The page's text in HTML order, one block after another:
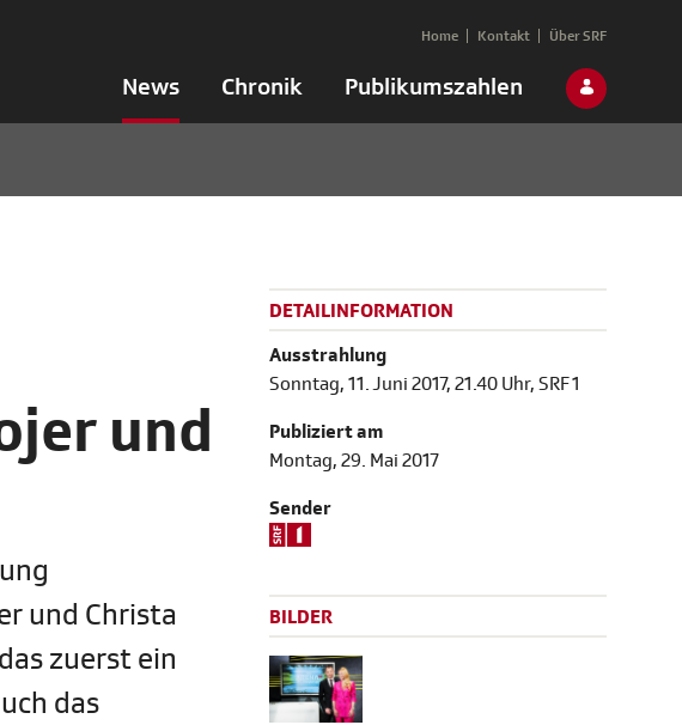
News Chronik Publikumszahlen
Home Kontakt Über SRF
und
und Christa
zuerst ein
das
DETAILINFORMATION
Ausstrahlung
Sonntag, 11. Juni 2017, 21.40 Uhr, SRF 1
Publiziert am
Montag, 29. Mai 2017
Sender
BILDER